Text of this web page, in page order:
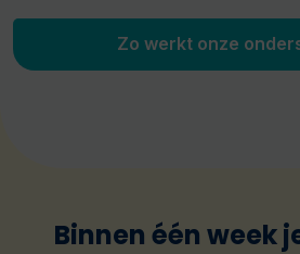
Zo werkt onze
Binnen één week